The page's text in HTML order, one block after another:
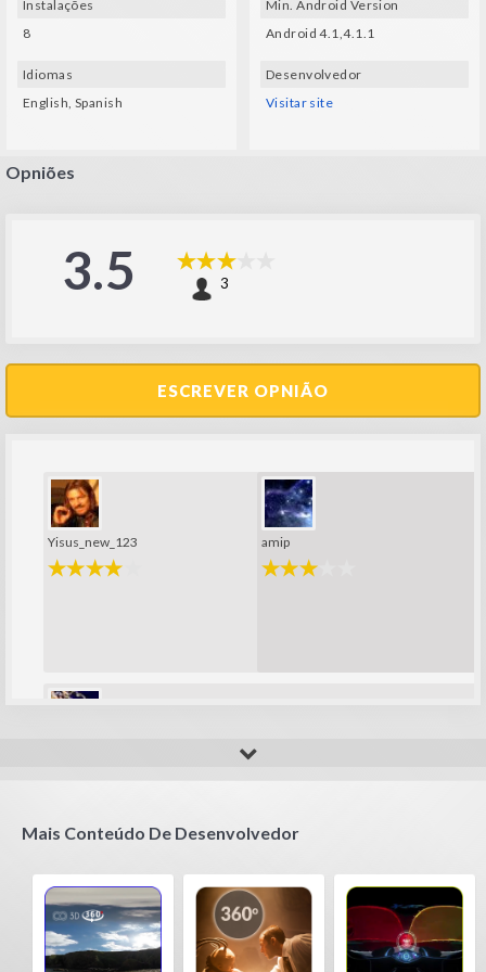
Instalações
8
Idiomas
English, Spanish
Min. Android Version
Android 4.1,4.1.1
Desenvolvedor
Visitar site
Opniões
3.5 3
ESCREVER OPNIÃO
Yisus_new_123 amip
Mais Conteúdo De Desenvolvedor